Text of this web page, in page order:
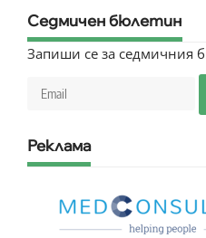
Седмичен бюлетин
Запиши се за седмичния
Реклама